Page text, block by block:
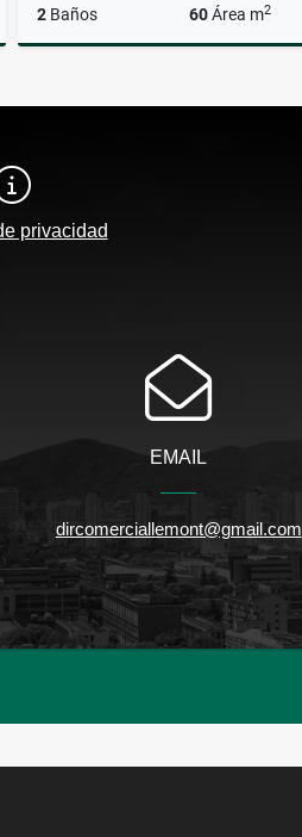
2 Baños 60Área m2
$4.700.000
privacidad
EMAIL
dircomerciallemont@gmail.com